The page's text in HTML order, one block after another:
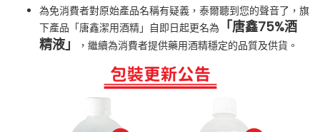
為免消費者對原始產品名稱有疑義，泰爾聽到您的聲音了，旗
下產品「唐鑫潔用酒精」自即日起更名為 「唐鑫75%酒
精液」
，繼續為消費者提供藥用酒精穩定的品質及供貨。